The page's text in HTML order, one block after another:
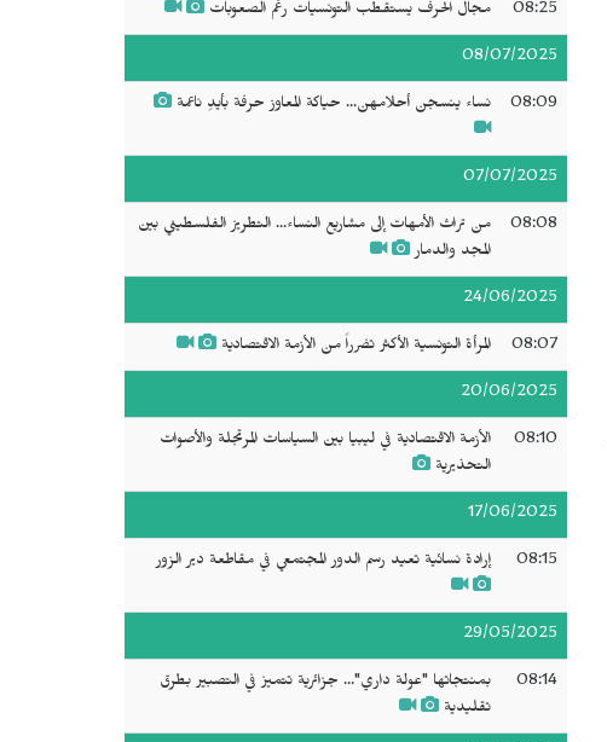
08:25 مجال الحرف يستقطب التونسيات رغم الصعوبات
08/07/2025
08:09 نساء ينسجن أحلامهن... حياكة المعاوز حرفة بأيدٍ ناعمة
07/07/2025
08:08
من تراث الأمهات إلى مشاريع النساء... التطريز الفلسطيني بين
المجد والدمار
24/06/2025
08:07 المرأة التونسية الأكثر تضرراً من الأزمة الاقتصادية
20/06/2025
08:10
الأزمة الاقتصادية في ليبيا بين السياسات المرتجلة والأصوات
التحذيرية
17/06/2025
08:15 إرادة نسائية تعيد رسم الدور المجتمعي في مقاطعة دير الزور
29/05/2025
08:14
بمنتجاتها "عولة داري"... جزائرية تتميز في التصبير بطرق
تقليدية